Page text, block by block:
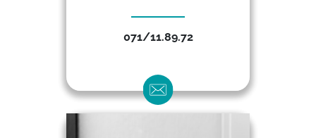
071/11.89.72